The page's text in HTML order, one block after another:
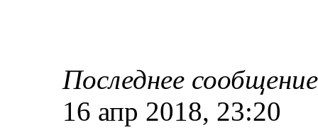
Последнее
16 апр 2018, 23:20